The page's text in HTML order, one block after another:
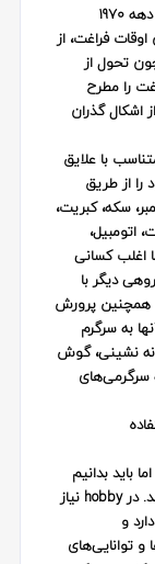
شده‌ای در مطالعات اجتماعی و انسانی نداشت. از دهه 1970
فراغت، از
تحول از
را مطرح
اشکال گذران
با علایق
از طریق
سکه، کبریت،
اتومبیل،
اغلب کسانی
دیگر با
همچنین پرورش
به سرگرم
نشینی، گوش
سرگرمی‌های
باید بدانیم
درhobby نیاز
و
و توانایی‌های